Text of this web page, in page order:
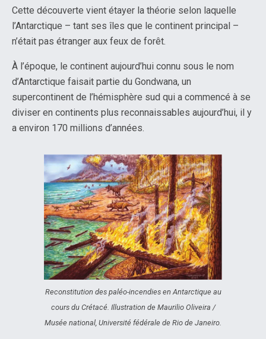
Cette découverte vient étayer la théorie selon laquelle
l’Antarctique – tant ses îles que le continent principal –
n’était pas étranger aux feux de forêt.
À l’époque, le continent aujourd’hui connu sous le nom
d’Antarctique faisait partie du Gondwana, un
supercontinent de l’hémisphère sud qui a commencé à se
diviser en continents plus reconnaissables aujourd’hui, il y
a environ 170 millions d’années.
Reconstitution des paléo-incendies en Antarctique au
cours du Crétacé. Illustration de Maurilio Oliveira /
Musée national, Université fédérale de Rio de Janeiro.